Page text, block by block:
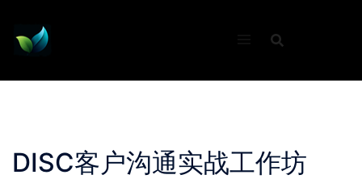
content
DISC客户沟通实战工作坊